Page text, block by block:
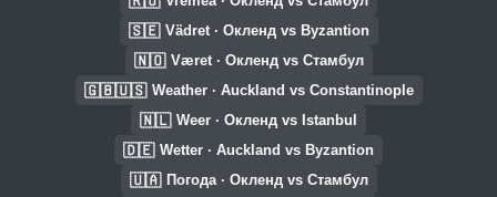
🇸🇪 Vädret · Окленд vs Byzantion
🇳🇴 Været · Окленд vs Стамбул
🇬🇧🇺🇸 Weather · Auckland vs Constantinople
🇳🇱 Weer · Окленд vs Istanbul
🇩🇪 Wetter · Auckland vs Byzantion
🇺🇦 Погода · Окленд vs Стамбул